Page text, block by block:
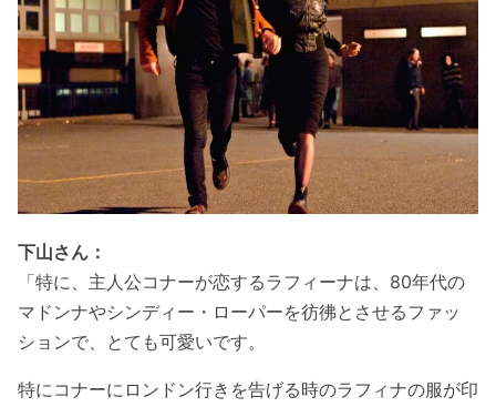
下山さん：
「特に、主人公コナーが恋するラフィーナは、80年代の
マドンナやシンディー・ローパーを彷彿とさせるファッ
ションで、とても可愛いです。
特にコナーにロンドン行きを告げる時のラフィナの服が印